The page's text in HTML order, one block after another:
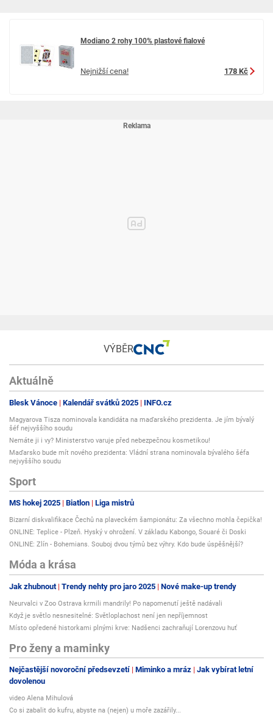
Modiano 2 rohy 100% plastové fialové
Nejnižší cena! 178 Kč
VÝBĚR
Aktuálně
Blesk Vánoce Kalendář svátků 2025 INFO.cz
Magyarova Tisza nominovala kandidáta na maďarského prezidenta. Je jím bývalý
šéf nejvyššího soudu
Nemáte ji i vy? Ministerstvo varuje před nebezpečnou kosmetikou!
Maďarsko bude mít nového prezidenta: Vládní strana nominovala bývalého šéfa
nejvyššího soudu
Sport
MS hokej 2025 Biatlon Liga mistrů
Bizarní diskvalifikace Čechů na plaveckém šampionátu: Za všechno mohla čepička!
ONLINE: Teplice - Plzeň. Hyský v ohrožení. V základu Kabongo, Souaré či Doski
ONLINE: Zlín - Bohemians. Souboj dvou týmů bez výhry. Kdo bude úspěšnější?
Móda a krása
Jak zhubnout Trendy nehty pro jaro 2025 Nové make-up trendy
Neurvalci v Zoo Ostrava krmili mandrily! Po napomenutí ještě nadávali
Když je světlo nesnesitelné: Světloplachost není jen nepříjemnost
Místo opředené historkami plnými krve: Nadšenci zachraňují Lorenzovu huť
Pro ženy a maminky
Nejčastější novoroční předsevzetí Miminko a mráz Jak vybírat letní
dovolenou
video Alena Mihulová
Co si zabalit do kufru, abyste na (nejen) u moře zazářily...